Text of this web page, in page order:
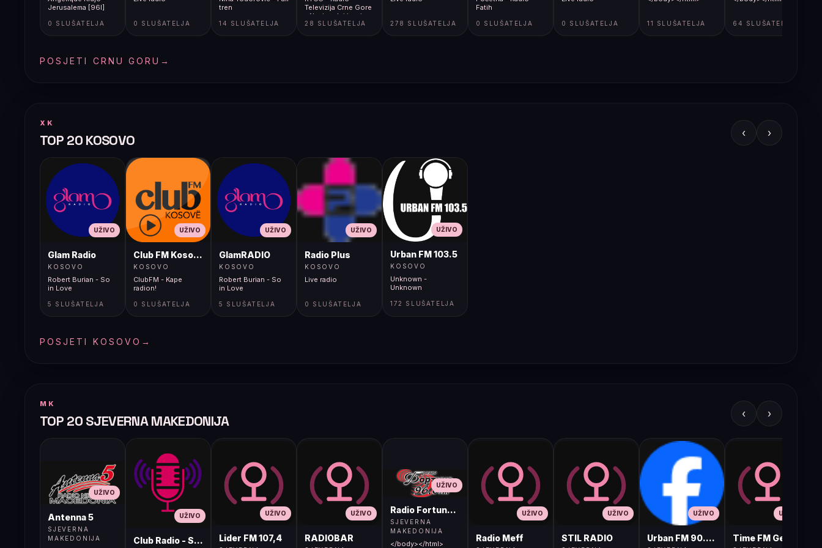
Jerusalema [96l]
0 SLUŠATELJA 0 SLUŠATELJA
tren
14 SLUŠATELJA
Televizija Crne Gore
- Nacionalni javni
servis
28 SLUŠATELJA 278 SLUŠATELJA
Fatih
0 SLUŠATELJA 0 SLUŠATELJA 11 SLUŠATELJA 64 SLUŠATELJA
POSJETI CRNU GORU →
XK
TOP 20 KOSOVO ‹ ›
UŽIVO
Glam Radio
KOSOVO
Robert Burian - So
in Love
5 SLUŠATELJA
UŽIVO
Club FM Kosovë
KOSOVO
ClubFM - Kape
radion!
0 SLUŠATELJA
UŽIVO
GlamRADIO
KOSOVO
Robert Burian - So
in Love
5 SLUŠATELJA
UŽIVO
Radio Plus
KOSOVO
Live radio
0 SLUŠATELJA
UŽIVO
Urban FM 103.5
KOSOVO
Unknown -
Unknown
172 SLUŠATELJA
POSJETI KOSOVO →
MK
TOP 20 SJEVERNA MAKEDONIJA ‹ ›
UŽIVO
Antenna 5
SJEVERNA
MAKEDONIJA
UŽIVO
Club Radio - Skopje, Mcedonia
UŽIVO
Lider FM 107,4
UŽIVO
RADIOBAR
UŽIVO
Radio Fortuna 96.8 FM
SJEVERNA
MAKEDONIJA
</body></html>
UŽIVO
Radio Meff
UŽIVO
STIL RADIO
UŽIVO
Urban FM 90.8 Skopje
UŽIVO
Time FM Gevgelija